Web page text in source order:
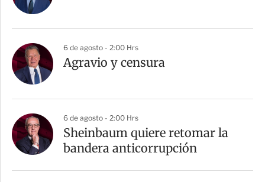
6 de agosto - 2:00 Hrs
Agravio y censura
6 de agosto - 2:00 Hrs
Sheinbaum quiere retomar la
bandera anticorrupción